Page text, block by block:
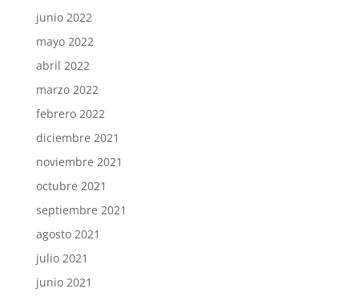
junio 2022
mayo 2022
abril 2022
marzo 2022
febrero 2022
diciembre 2021
noviembre 2021
octubre 2021
septiembre 2021
agosto 2021
julio 2021
junio 2021